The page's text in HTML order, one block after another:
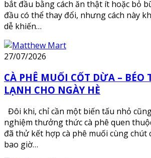
bắt đầu bằng cách ăn thật ít hoặc bỏ
đầu có thể thay đổi, nhưng cách này
dễ khiến…
27/07/2026
CÀ PHÊ MUỐI CỐT DỪA – BÉO
LẠNH CHO NGÀY HÈ
Đôi khi, chỉ cần một biến tấu nhỏ
nghiệm thưởng thức cà phê quen
đã thử kết hợp cà phê muối cùng chút
bao giờ…